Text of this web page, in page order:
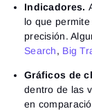
Indicadores.
lo que
precisión.
Search, Big
Gráficos de
dentro de las
en